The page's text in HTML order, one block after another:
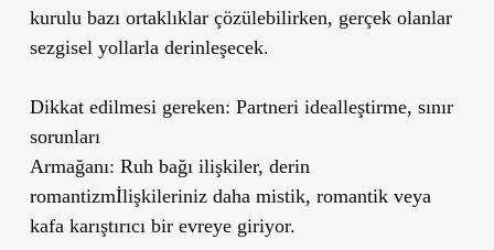
kurulu bazı ortaklıklar çözülebilirken, gerçek olanlar
sezgisel yollarla derinleşecek.
Dikkat edilmesi gereken: Partneri idealleştirme, sınır
sorunları
Armağanı: Ruh bağı ilişkiler, derin
romantizmİlişkileriniz daha mistik, romantik veya
kafa karıştırıcı bir evreye giriyor.